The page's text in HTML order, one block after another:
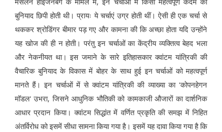
बुनियाद छिपीहोती थी। प्रायः ये चर्चाएं उग्र होती थीं। ऐसीही एक चर्चा से
थककर श्रोडिंगर बीमार पड़ गए और कामना की कि अच्छा होता यदि उन्होंने
यह खोज की ही न होती। परंतु इन चर्चाओं का केंद्रीय व्यक्तित्व बेहद भला
और नेकनीयत था। इस जमाने के सारे इतिहासकार क्वांटम यांत्रिकी की
वैचारिक बुनियाद के विकास में बोहर के साथ हुई इन चर्चाओं को महत्वपूर्ण
मानते हैं। इन चर्चाओं में से क्वांटम यांत्रिकी की व्याख्या का 'कोपनहेगन
मॉडल' उभरा, जिसने आधुनिक भौतिकी को कामकाजी औजारों का दार्शनिक
आधार प्रदान किया। क्वांटम सिद्धांत में वर्णित प्रकृति की समझ में निहित
अंतर्विरोध को इसमें सीधा सामना किया गया है। इसमें यह दावा किया गया है कि